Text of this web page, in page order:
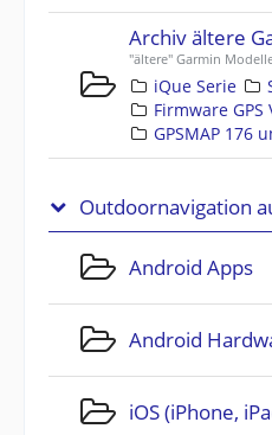
Archiv ältere
"ältere" Garmin
iQue Serie
Firmware GPS
GPSMAP 176
Outdoornavigation
Android Apps
Android
iOS (iPhone,